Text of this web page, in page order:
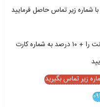
شماره زير تماس حاصل فرماييد
براي خريد کارت به کارت و تلفني مبلغ اکانت را + ۱۰ درصد به شماره کارت
زیر تماس بگیرید